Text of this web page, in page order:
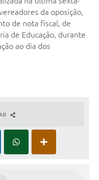
da oposição,
de nota fiscal, de
de Educação, durante
ao dia dos